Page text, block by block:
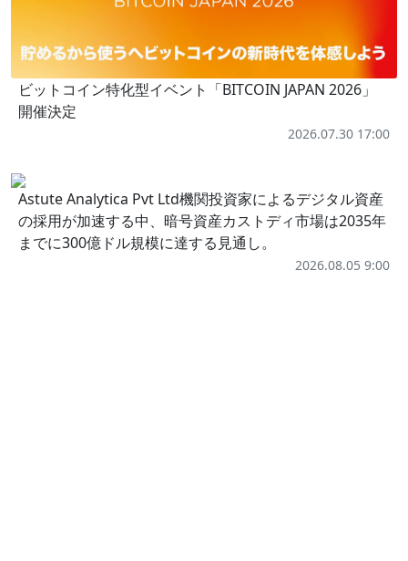
ビットコイン特化型イベント「BITCOIN JAPAN 2026」
開催決定
2026.07.30 17:00
Astute Analytica Pvt Ltd機関投資家によるデジタル資産
の採用が加速する中、暗号資産カストディ市場は2035年
までに300億ドル規模に達する見通し。
2026.08.05 9:00